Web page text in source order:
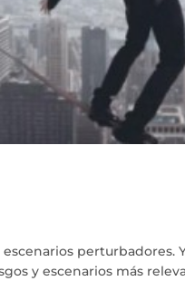
perturbadores.
y escenarios más